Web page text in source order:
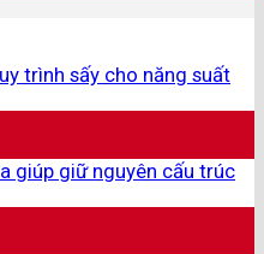
trình sấy cho năng suất
giúp giữ nguyên cấu trúc